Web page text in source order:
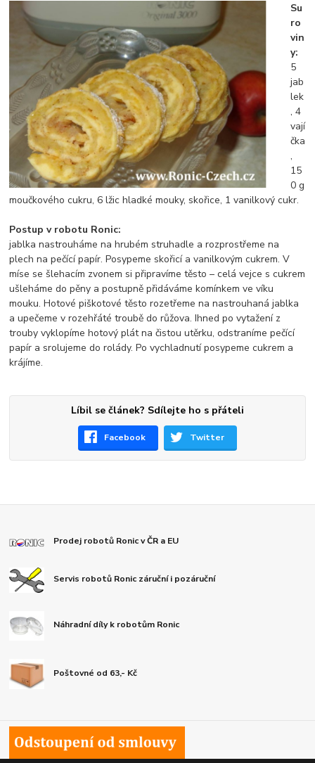
Su
ro
vin
y:
5
jab
lek
, 4
vají
čka
,
15
0 g
moučkového cukru, 6 lžic hladké mouky, skořice, 1 vanilkový cukr.
Postup v robotu Ronic:
jablka nastrouháme na hrubém struhadle a rozprostřeme na
plech na pečící papír. Posypeme skořicí a vanilkovým cukrem. V
míse se šlehacím zvonem si připravíme těsto – celá vejce s cukrem
ušleháme do pěny a postupně přidáváme komínkem ve víku
mouku. Hotové piškotové těsto rozetřeme na nastrouhaná jablka
a upečeme v rozehřáté troubě do růžova. Ihned po vytažení z
trouby vyklopíme hotový plát na čistou utěrku, odstraníme pečící
papír a srolujeme do rolády. Po vychladnutí posypeme cukrem a
krájíme.
Líbil se článek? Sdílejte ho s přáteli
Facebook Twitter
Prodej robotů Ronic v ČR a EU
Servis robotů Ronic záruční i pozáruční
Náhradní díly k robotům Ronic
Poštovné od 63,- Kč